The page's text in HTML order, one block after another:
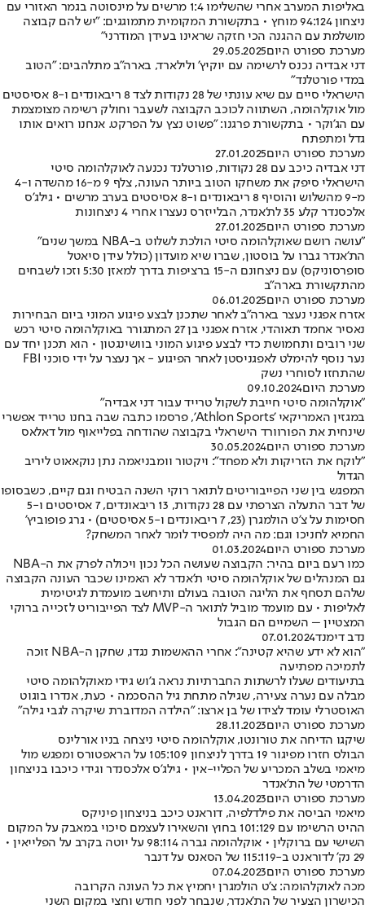
באליפות המערב אחרי שהשלימו 1:4 מרשים על מינסוטה בגמר האזורי עם
ניצחון 94:124 מוחץ • בתקשורת המקומית מתמוגגים: "יש להם קבוצה
מושלמת עם ההגנה הכי חזקה שראינו בעידן המודרני"
מערכת ספורט היום29.05.2025
דני אבדיה נכנס לרשימה עם יוקיץ' ולילארד, בארה"ב מתלהבים: "הטוב
במדי פורטלנד"
הישראלי סיים עם שיא עונתי של 28 נקודות לצד 8 ריבאונדים ו-8 אסיסטים
מול אוקלהומה, השתווה לכוכב הקבוצה לשעבר וחולק רשימה מצומצמת
עם הג'וקר • בתקשורת פרגנו: "פשוט נצץ על הפרקט. אנחנו רואים אותו
גדל ומתפתח
מערכת ספורט היום27.01.2025
דני אבדיה כיכב עם 28 נקודות, פורטלנד נכנעה לאוקלהומה סיטי
הישראלי סיפק את משחקו הטוב ביותר העונה, צלף 9 מ-16 מהשדה ו-4
מ-9 מהשלוש והוסיף 8 ריבאונדים ו-8 אסיסטים בערב מרשים • גילג'ס
אלכסנדר קלע 35 לת'אנדר, הבלייזרס נעצרו אחרי 4 ניצחונות
מערכת ספורט היום27.01.2025
"עושה רושם שאוקלהומה סיטי הולכת לשלוט ב-NBA במשך שנים"
הת'אנדר גברו על בוסטון, שברו שיא מועדון (כולל עידן סיאטל
סופרסוניקס) עם ניצחונם ה-15 ברציפות בדרך למאזן 5:30 וזכו לשבחים
מהתקשורת בארה"ב
מערכת ספורט היום06.01.2025
אזרח אפגני נעצר בארה"ב לאחר שתכנן לבצע פיגוע המוני ביום הבחירות
נאסיר אחמד תאוהדי, אזרח אפגני בן 27 המתגורר באוקלהומה סיטי רכש
שני רובים ותחמושת כדי לבצע פיגוע המוני בוושינגטון • הוא תכנן יחד עם
נער נוסף להימלט לאפגניסטן לאחר הפיגוע - אך נעצר על ידי סוכני FBI
שהתחזו לסוחרי נשק
מערכת היום09.10.2024
"אוקלהומה סיטי חייבת לשקול טרייד עבור דני אבדיה"
במגזין האמריקאי 'Athlon Sports', פרסמו כתבה שבה בחנו טרייד אפשרי
שינחית את הפורוורד הישראלי בקבוצה שהודחה בפלייאוף מול דאלאס
מערכת ספורט היום30.05.2024
"לוקח את הזריקות ולא מפחד": ויקטור וומבניאמה נתן נוקאאוט ליריב
הגדול
המפגש בין שני הפייבוריטים לתואר רוקי השנה הבטיח וגם קיים, כשבסופו
של דבר התעלה הצרפתי עם 28 נקודות, 13 ריבאונדים, 7 אסיסטים ו-5
חסימות על צ'ט הולמגרן (23, 7 ריבאונדים ו-5 אסיסטים) • גרג פופוביץ'
החמיא לחניכו וגם: מה היה למפסיד לומר לאחר המשחק?
מערכת ספורט היום01.03.2024
כמו רעם ביום בהיר: הקבוצה שעושה הכל נכון ויכולה לפרק את ה-NBA
גם המנהלים של אוקלהומה סיטי ת'אנדר לא האמינו שכבר העונה הקבוצה
שלהם תסחף את הליגה הטובה בעולם ותיחשב מועמדת לגיטימית
לאליפות • עם מועמד מוביל לתואר ה-MVP לצד הפייבוריט לזכייה ברוקי
המצטיין – השמיים הם הגבול
נדב דימנד07.01.2024
"הוא לא ידע שהיא קטינה": אחרי ההאשמות נגדו, שחקן ה-NBA זוכה
לתמיכה מפתיעה
בתיעודים שעלו לרשתות החברתיות נראה ג'וש גידי מאוקלהומה סיטי
מבלה עם נערה צעירה, שגילה מתחת גיל ההסכמה • כעת, אנדרו בוגוט
האוסטרלי עומד לצידו של בן ארצו: "הילדה המדוברת שיקרה לגבי גילה"
מערכת ספורט היום28.11.2023
שיקגו הדיחה את טורונטו, אוקלהומה סיטי ניצחה בניו אורלינס
הבולס חזרו מפיגור 19 בדרך לניצחון 105:109 על הראפטורס ומפגש מול
מיאמי בשלב המכריע של הפליי-אין • גילג'ס אלכסנדר וגידי כיכבו בניצחון
הדרמטי של הת'אנדר
מערכת ספורט היום13.04.2023
מיאמי הביסה את פילדלפיה, דוראנט כיכב בניצחון פיניקס
ההיט הרשימו עם 101:129 בחוץ והשאירו לעצמם סיכוי במאבק על המקום
השישי עם ברוקלין • אוקלהומה גברה 98:114 על יוטה בקרב על הפלייאין •
29 נק' לדוראנט ב-115:119 של הסאנס על דנבר
מערכת ספורט היום07.04.2023
מכה לאוקלהומה: צ'ט הולמגרן יחמיץ את כל העונה הקרובה
הכישרון הצעיר של הת'אנדר, שנבחר לפני חודש וחצי במקום השני